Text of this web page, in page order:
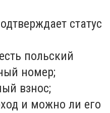
статус
польский
номер;
взнос;
и можно ли его